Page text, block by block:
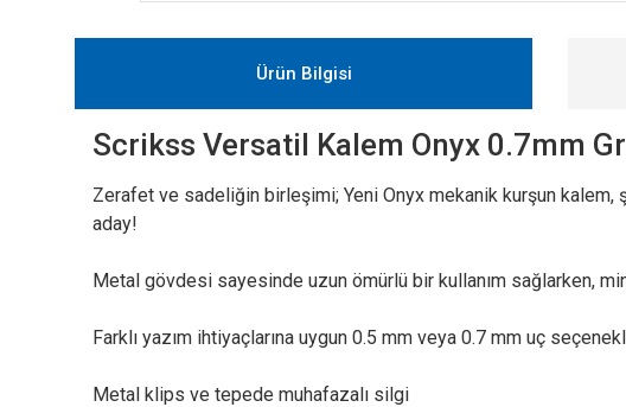
Ürün Bilgisi
Scrikss Versatil Kalem Onyx 0.7mm
Zerafet ve sadeliğin birleşimi; Yeni Onyx mekanik kurşun
aday!
Metal gövdesi sayesinde uzun ömürlü bir kullanım sağlarken,
Farklı yazım ihtiyaçlarına uygun 0.5 mm veya 0.7 mm uç
Metal klips ve tepede muhafazalı silgi